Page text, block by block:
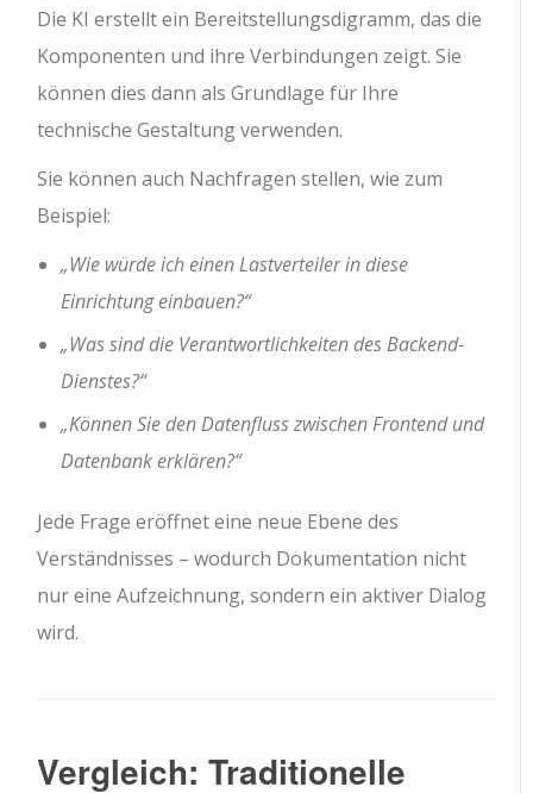
Die KI erstellt ein Bereitstellungsdigramm, das die
Komponenten und ihre Verbindungen zeigt. Sie
können dies dann als Grundlage für Ihre
technische Gestaltung verwenden.
Sie können auch Nachfragen stellen, wie zum
Beispiel:
„Wie würde ich einen Lastverteiler in diese
Einrichtung einbauen?“
„Was sind die Verantwortlichkeiten des Backend-
Dienstes?“
„Können Sie den Datenfluss zwischen Frontend und
Datenbank erklären?“
Jede Frage eröffnet eine neue Ebene des
Verständnisses – wodurch Dokumentation nicht
nur eine Aufzeichnung, sondern ein aktiver Dialog
wird.
Vergleich: Traditionelle